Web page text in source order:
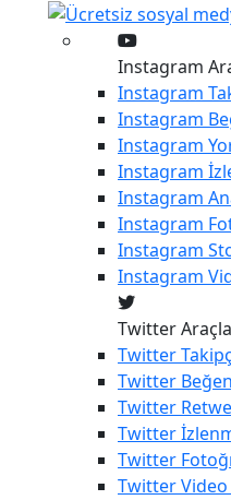
Instagram
Instagram
Instagram
Instagram
Instagram
Instagram
Instagram
Instagram
Instagram
Twitter
Twitter
Twitter
Twitter
Twitter
Twitter
Twitter